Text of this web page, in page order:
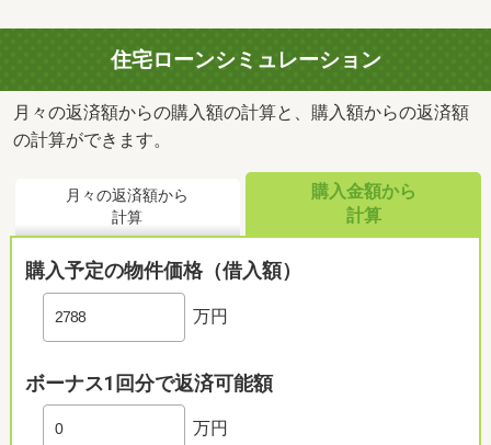
住宅ローンシミュレーション
月々の返済額からの購入額の計算と、購入額からの返済額
の計算ができます。
月々の返済額から
計算
購入金額から
計算
購入予定の物件価格（借入額）
万円
ボーナス1回分で返済可能額
万円